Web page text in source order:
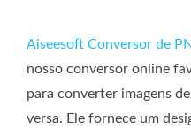
Aiseesoft Conversor de
nosso conversor online
para converter imagens
versa. Ele fornece um